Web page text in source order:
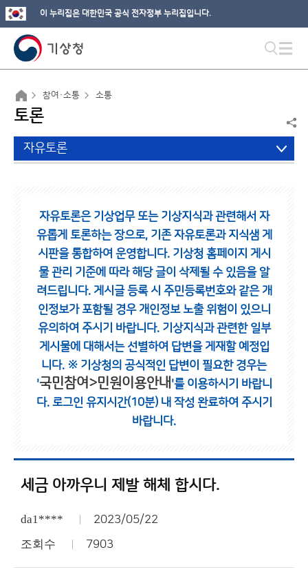
이 누리집은 대한민국 공식 전자정부 누리집입니다.
참여·소통 소통
토론
자유토론
자유토론은 기상업무 또는 기상지식과 관련해서 자
유롭게 토론하는 장으로, 기존 자유토론과 지식샘 게
시판을 통합하여 운영합니다. 기상청 홈페이지 게시
물 관리 기준에 따라 해당 글이 삭제될 수 있음을 알
려드립니다. 게시글 등록 시 주민등록번호와 같은 개
인정보가 포함될 경우 개인정보 노출 위험이 있으니
유의하여 주시기 바랍니다. 기상지식과 관련한 일부
게시물에 대해서는 선별하여 답변을 게재할 예정입
니다. ※ 기상청의 공식적인 답변이 필요한 경우는
'국민참여>민원이용안내 '를 이용하시기 바랍니
다. 로그인 유지시간(10분) 내 작성 완료하여 주시기
바랍니다.
세금 아까우니 제발 해체 합시다.
da1**** 2023/05/22
조회수 7903